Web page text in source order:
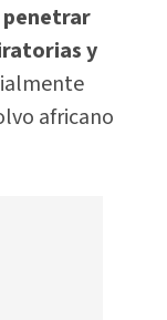
penetrar
y
africano